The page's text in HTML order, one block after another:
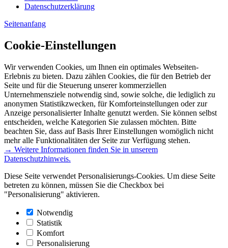
Datenschutzerklärung
Seitenanfang
Cookie-Einstellungen
Wir verwenden Cookies, um Ihnen ein optimales Webseiten-
Erlebnis zu bieten. Dazu zählen Cookies, die für den Betrieb der
Seite und für die Steuerung unserer kommerziellen
Unternehmensziele notwendig sind, sowie solche, die lediglich zu
anonymen Statistikzwecken, für Komforteinstellungen oder zur
Anzeige personalisierter Inhalte genutzt werden. Sie können selbst
entscheiden, welche Kategorien Sie zulassen möchten. Bitte
beachten Sie, dass auf Basis Ihrer Einstellungen womöglich nicht
mehr alle Funktionalitäten der Seite zur Verfügung stehen.
→ Weitere Informationen finden Sie in unserem
Datenschutzhinweis.
Diese Seite verwendet Personalisierungs-Cookies. Um diese Seite
betreten zu können, müssen Sie die Checkbox bei
"Personalisierung" aktivieren.
Notwendig
Statistik
Komfort
Personalisierung